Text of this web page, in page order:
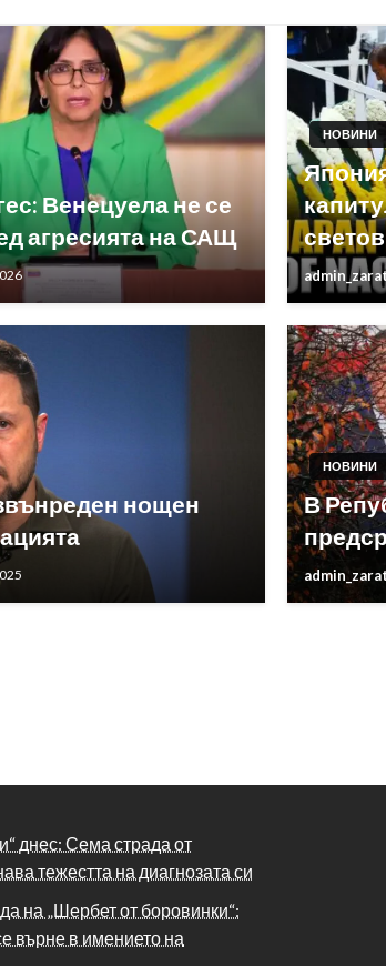
Венецуела не се
агресията на САЩ
НОВИНИ
нощен
НОВИНИ
В
днес: Сема страда от
тежестта на диагнозата си
на „Шербет от боровинки“:
върне в имението на